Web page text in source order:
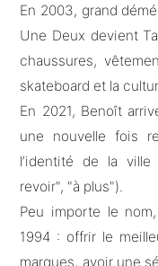
En 2003, grand
Une Deux devient
chaussures,
skateboard et la
En 2021, Benoît
une nouvelle fois
l’identité de la
revoir", "à plus").
Peu importe le
1994 : offrir le
marques, avoir une